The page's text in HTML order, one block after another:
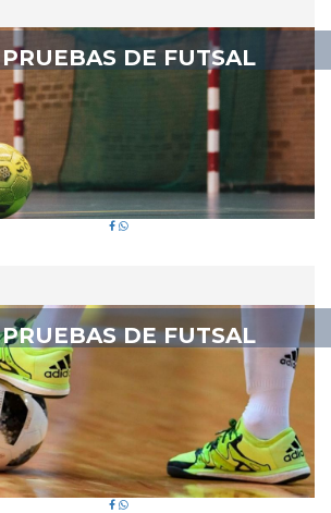
PRUEBAS DE FUTSAL
PRUEBAS DE FUTSAL